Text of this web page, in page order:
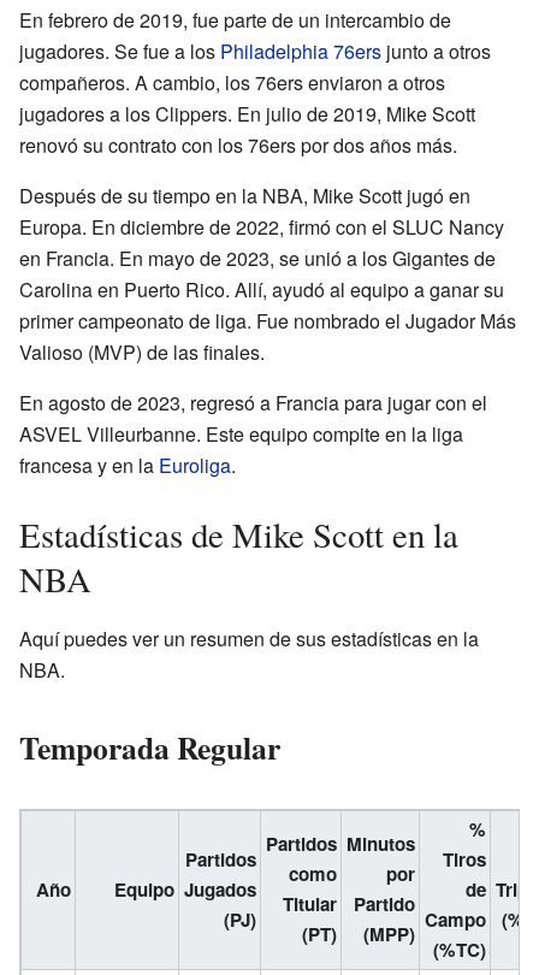
En febrero de 2019, fue parte de un intercambio de
jugadores. Se fue a los Philadelphia 76ers junto a otros
compañeros. A cambio, los 76ers enviaron a otros
jugadores a los Clippers. En julio de 2019, Mike Scott
renovó su contrato con los 76ers por dos años más.
Después de su tiempo en la NBA, Mike Scott jugó en
Europa. En diciembre de 2022, firmó con el SLUC Nancy
en Francia. En mayo de 2023, se unió a los Gigantes de
Carolina en Puerto Rico. Allí, ayudó al equipo a ganar su
primer campeonato de liga. Fue nombrado el Jugador Más
Valioso (MVP) de las finales.
En agosto de 2023, regresó a Francia para jugar con el
ASVEL Villeurbanne. Este equipo compite en la liga
francesa y en la Euroliga.
Estadísticas de Mike Scott en la
NBA
Aquí puedes ver un resumen de sus estadísticas en la
NBA.
Temporada Regular
Año Equipo
Partidos
Jugados
(PJ)
Partidos
como
Titular
(PT)
Minutos
por
Partido
(MPP)
%
Tiros
de
Campo
(%TC)